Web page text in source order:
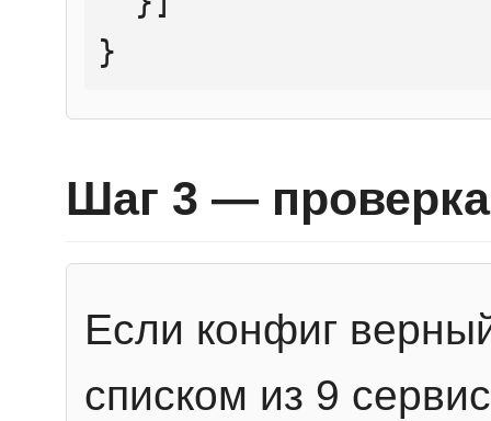
}
Шаг 3 — проверка
Если конфиг
списком из 9